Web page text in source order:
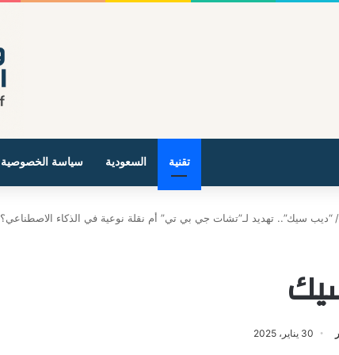
تقنية السعودية سياسة الخصوصية
/ “ديب سيك”.. تهديد لـ”تشات جي بي تي” أم نقلة نوعية في الذكاء الاصطناعي؟
30 يناير، 2025